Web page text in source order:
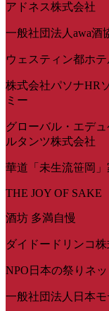
アドネス株式会社
一般社団法人awa酒
ウェスティン都ホ
株式会社パソナHR
ミー
グローバル・エデ
ルタンツ株式会社
華道「未生流笹岡」
THE JOY OF SAKE
酒坊 多満自慢
ダイドードリンコ
NPO日本の祭りネ
一般社団法人日本